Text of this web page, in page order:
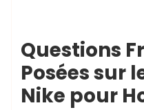
Questions
Posées sur
Nike pour